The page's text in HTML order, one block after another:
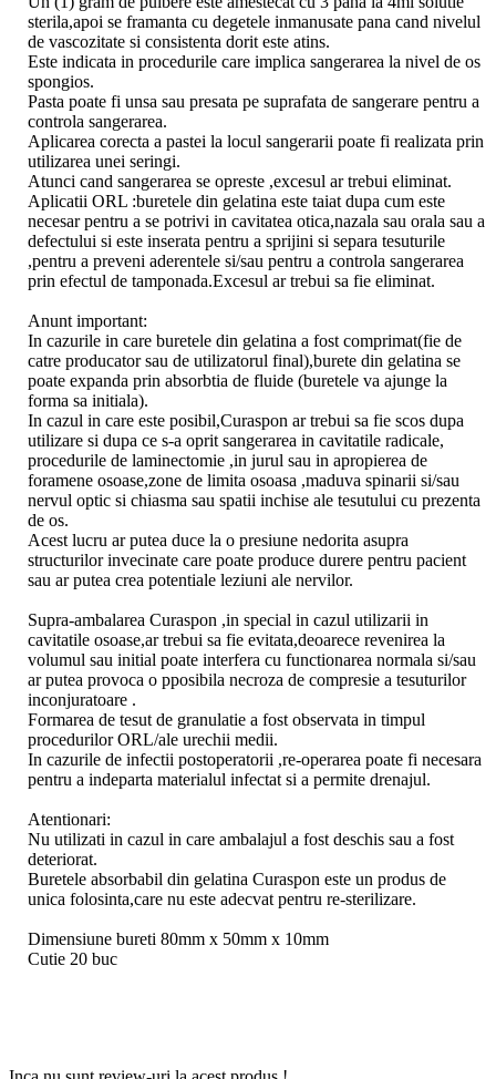
sterila,apoi se framanta cu degetele inmanusate pana cand nivelul
de vascozitate si consistenta dorit este atins.
Este indicata in procedurile care implica sangerarea la nivel de os
spongios.
Pasta poate fi unsa sau presata pe suprafata de sangerare pentru a
controla sangerarea.
Aplicarea corecta a pastei la locul sangerarii poate fi realizata prin
utilizarea unei seringi.
Atunci cand sangerarea se opreste ,excesul ar trebui eliminat.
Aplicatii ORL :buretele din gelatina este taiat dupa cum este
necesar pentru a se potrivi in cavitatea otica,nazala sau orala sau a
defectului si este inserata pentru a sprijini si separa tesuturile
,pentru a preveni aderentele si/sau pentru a controla sangerarea
prin efectul de tamponada.Excesul ar trebui sa fie eliminat.
Anunt important:
In cazurile in care buretele din gelatina a fost comprimat(fie de
catre producator sau de utilizatorul final),burete din gelatina se
poate expanda prin absorbtia de fluide (buretele va ajunge la
forma sa initiala).
In cazul in care este posibil,Curaspon ar trebui sa fie scos dupa
utilizare si dupa ce s-a oprit sangerarea in cavitatile radicale,
procedurile de laminectomie ,in jurul sau in apropierea de
foramene osoase,zone de limita osoasa ,maduva spinarii si/sau
nervul optic si chiasma sau spatii inchise ale tesutului cu prezenta
de os.
Acest lucru ar putea duce la o presiune nedorita asupra
structurilor invecinate care poate produce durere pentru pacient
sau ar putea crea potentiale leziuni ale nervilor.
Supra-ambalarea Curaspon ,in special in cazul utilizarii in
cavitatile osoase,ar trebui sa fie evitata,deoarece revenirea la
volumul sau initial poate interfera cu functionarea normala si/sau
ar putea provoca o pposibila necroza de compresie a tesuturilor
inconjuratoare .
Formarea de tesut de granulatie a fost observata in timpul
procedurilor ORL/ale urechii medii.
In cazurile de infectii postoperatorii ,re-operarea poate fi necesara
pentru a indeparta materialul infectat si a permite drenajul.
Atentionari:
Nu utilizati in cazul in care ambalajul a fost deschis sau a fost
deteriorat.
Buretele absorbabil din gelatina Curaspon este un produs de
unica folosinta,care nu este adecvat pentru re-sterilizare.
Dimensiune bureti 80mm x 50mm x 10mm
Cutie 20 buc